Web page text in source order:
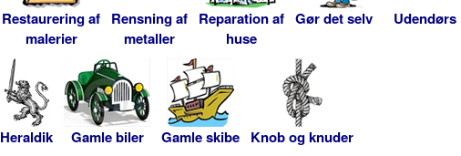
Restaurering af
malerier
Rensning af
metaller
Reparation af
huse
Gør det selv Udendørs
Heraldik Gamle biler Gamle skibe Knob og knuder